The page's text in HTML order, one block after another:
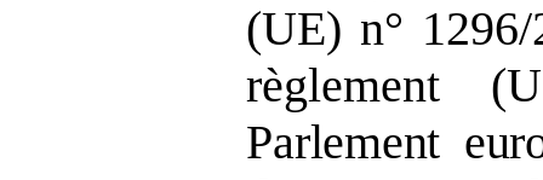
(UE) n°
règlement
Parlement